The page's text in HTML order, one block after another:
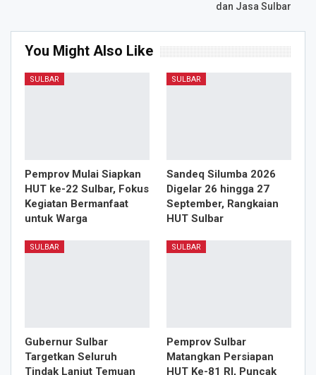
dan Jasa Sulbar
You Might Also Like
SULBAR
Pemprov Mulai Siapkan
HUT ke-22 Sulbar, Fokus
Kegiatan Bermanfaat
untuk Warga
SULBAR
Sandeq Silumba 2026
Digelar 26 hingga 27
September, Rangkaian
HUT Sulbar
SULBAR
Gubernur Sulbar
Targetkan Seluruh
Tindak Lanjut Temuan
SULBAR
Pemprov Sulbar
Matangkan Persiapan
HUT Ke-81 RI, Puncak